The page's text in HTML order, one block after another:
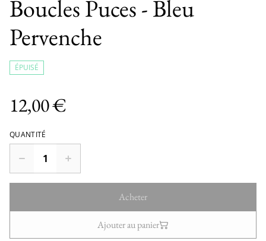
Boucles Puces - Bleu
Pervenche
ÉPUISÉ
12,00 €
QUANTITÉ
Acheter
Ajouter au panier